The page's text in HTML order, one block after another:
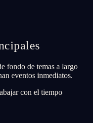
fondo de temas a largo
eventos inmediatos.
con el tiempo